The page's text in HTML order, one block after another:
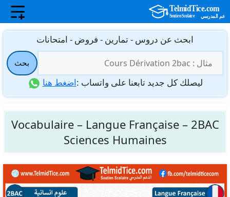
انتقل
المحتوى
ابحث عن دروس - تمارين - فروض - امتحانات
عن:
بحث
ليصلك كل جديد تابعنا على واتساب :اضغط هنا
Vocabulaire – Langue Française – 2BAC
Sciences Humaines